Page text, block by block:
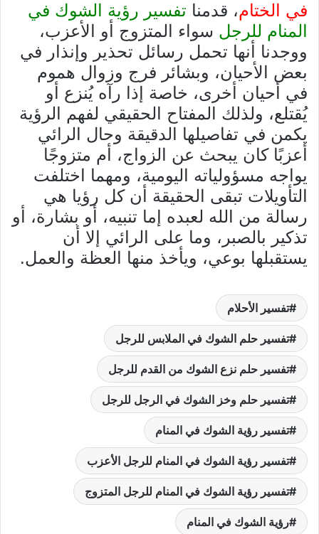
في الختام، قدمنا تفسير رؤية الشوك في
المنام للرجل سواء المتزوج أو الأعزب،
ووجدنا أنها تحمل رسائل تحذير وإنذار في
بعض الأحيان، وبشائر فرج وزوال هموم
في أحيان أخرى، خاصة إذا رآه يُنزع أو
يُقتلع، ولذلك المفتاح الحقيقي لفهم الرؤية
يكمن في تفاصيلها الدقيقة وحال الرائي
أعزبًا كان يبحث عن الزواج، أم متزوجًا
يواجه مسؤولياته اليومية، ومهما اختلفت
التأويلات تبقى الحقيقة أن كل رؤيا هي
رسالة من الله لعبده إما تنبيه، أو بشارة، أو
تذكير بالصبر، وما على الرائي إلا أن
يستقبلها بوعي، ويأخذ منها العظة والعمل.
تفسير الأحلام
تفسير حلم الشوك في الملابس للرجل
تفسير حلم نزع الشوك من القدم للرجل
تفسير حلم وخز الشوك في الرجل للرجل
تفسير رؤية الشوك في المنام
تفسير رؤية الشوك في المنام للرجل الأعزب
تفسير رؤية الشوك في المنام للرجل المتزوج
رؤية الشوك في المنام